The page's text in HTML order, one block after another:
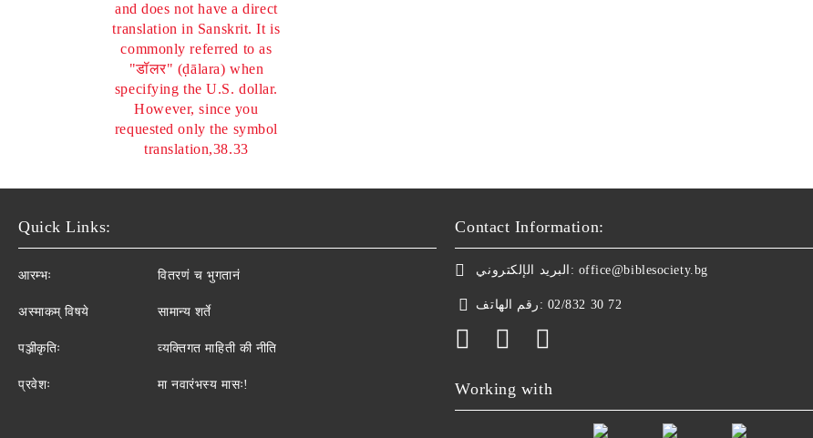
and does not have a direct
translation in Sanskrit. It is
commonly referred to as
"डॉलर" (ḍālara) when
specifying the U.S. dollar.
However, since you
requested only the symbol
translation,38.33
Quick Links:
आरम्भः
अस्माकम् विषये
पञ्जीकृतिः
प्रवेशः
वितरणं च भुगतानं
सामान्य शर्ते
व्यक्तिगत माहिती की नीति
मा नवारंभस्य मासः!
Contact Information:
البريد الإلكتروني: office@biblesociety.bg
رقم الهاتف: 02/832 30 72
Working with